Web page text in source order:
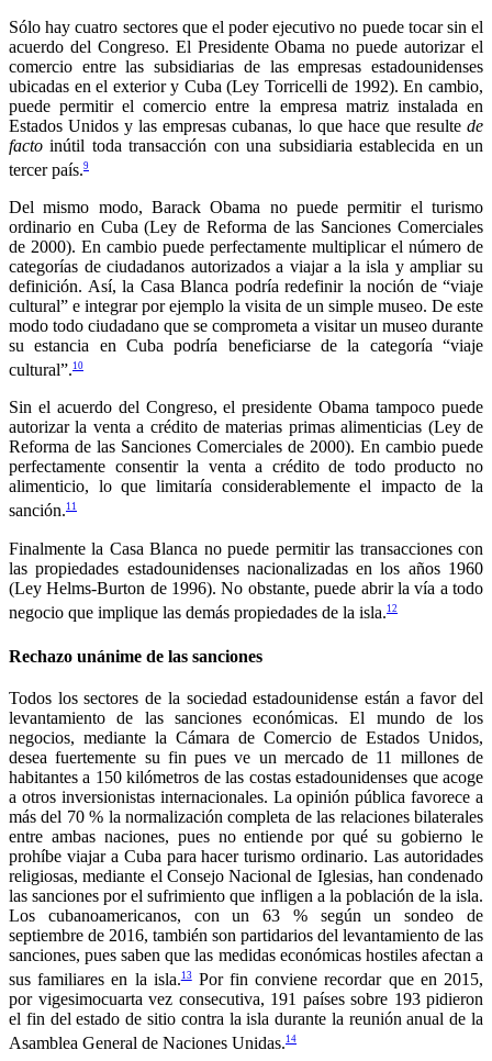
Sólo hay cuatro sectores que el poder ejecutivo no puede tocar sin el
acuerdo del Congreso. El Presidente Obama no puede autorizar el
comercio entre las subsidiarias de las empresas estadounidenses
ubicadas en el exterior y Cuba (Ley Torricelli de 1992). En cambio,
puede permitir el comercio entre la empresa matriz instalada en
Estados Unidos y las empresas cubanas, lo que hace que resulte de
facto inútil toda transacción con una subsidiaria establecida en un
tercer país.9
Del mismo modo, Barack Obama no puede permitir el turismo
ordinario en Cuba (Ley de Reforma de las Sanciones Comerciales
de 2000). En cambio puede perfectamente multiplicar el número de
categorías de ciudadanos autorizados a viajar a la isla y ampliar su
definición. Así, la Casa Blanca podría redefinir la noción de “viaje
cultural” e integrar por ejemplo la visita de un simple museo. De este
modo todo ciudadano que se comprometa a visitar un museo durante
su estancia en Cuba podría beneficiarse de la categoría “viaje
cultural”. 10
Sin el acuerdo del Congreso, el presidente Obama tampoco puede
autorizar la venta a crédito de materias primas alimenticias (Ley de
Reforma de las Sanciones Comerciales de 2000). En cambio puede
perfectamente consentir la venta a crédito de todo producto no
alimenticio, lo que limitaría considerablemente el impacto de la
sanción. 11
Finalmente la Casa Blanca no puede permitir las transacciones con
las propiedades estadounidenses nacionalizadas en los años 1960
(Ley Helms-Burton de 1996). No obstante, puede abrir la vía a todo
negocio que implique las demás propiedades de la isla. 12
Rechazo unánime de las sanciones
Todos los sectores de la sociedad estadounidense están a favor del
levantamiento de las sanciones económicas. El mundo de los
negocios, mediante la Cámara de Comercio de Estados Unidos,
desea fuertemente su fin pues ve un mercado de 11 millones de
habitantes a 150 kilómetros de las costas estadounidenses que acoge
a otros inversionistas internacionales. La opinión pública favorece a
más del 70 % la normalización completa de las relaciones bilaterales
entre ambas naciones, pues no entiende por qué su gobierno le
prohíbe viajar a Cuba para hacer turismo ordinario. Las autoridades
religiosas, mediante el Consejo Nacional de Iglesias, han condenado
las sanciones por el sufrimiento que infligen a la población de la isla.
Los cubanoamericanos, con un 63 % según un sondeo de
septiembre de 2016, también son partidarios del levantamiento de las
sanciones, pues saben que las medidas económicas hostiles afectan a
sus familiares en la isla.13Por fin conviene recordar que en 2015,
por vigesimocuarta vez consecutiva, 191 países sobre 193 pidieron
el fin del estado de sitio contra la isla durante la reunión anual de la
Asamblea General de Naciones Unidas. 14